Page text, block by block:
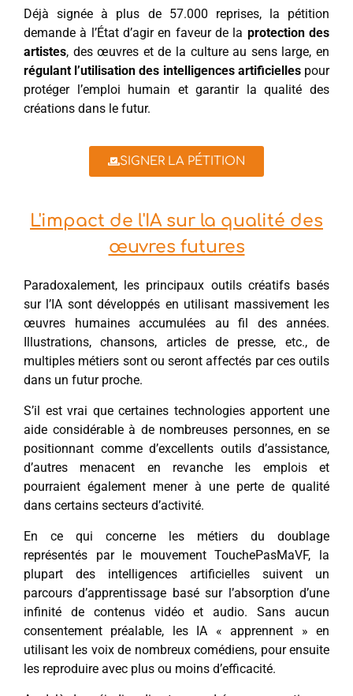
Déjà signée à plus de 57.000 reprises, la pétition
demande à l’État d’agir en faveur de la protection des
artistes, des œuvres et de la culture au sens large, en
régulant l’utilisation des intelligences artificiellespour
protéger l’emploi humain et garantir la qualité des
créations dans le futur.
SIGNER LA PÉTITION
L'impact de l'IA sur la qualité des
œuvres futures
Paradoxalement, les principaux outils créatifs basés
sur l’IA sont développés en utilisant massivement les
œuvres humaines accumulées au fil des années.
Illustrations, chansons, articles de presse, etc., de
multiples métiers sont ou seront affectés par ces outils
dans un futur proche.
S’il est vrai que certaines technologies apportent une
aide considérable à de nombreuses personnes, en se
positionnant comme d’excellents outils d’assistance,
d’autres menacent en revanche les emplois et
pourraient également mener à une perte de qualité
dans certains secteurs d’activité.
En ce qui concerne les métiers du doublage
représentés par le mouvement TouchePasMaVF, la
plupart des intelligences artificielles suivent un
parcours d’apprentissage basé sur l’absorption d’une
infinité de contenus vidéo et audio. Sans aucun
consentement préalable, les IA « apprennent » en
utilisant les voix de nombreux comédiens, pour ensuite
les reproduire avec plus ou moins d’efficacité.